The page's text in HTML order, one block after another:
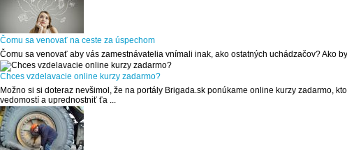
Čomu sa venovať na ceste za úspechom
Čomu sa venovať aby vás zamestnávatelia vnímali inak, ako ostatných uchádzačov? Ako
Chces vzdelavacie online kurzy zadarmo?
Možno si si doteraz nevšimol, že na portály Brigada.sk ponúkame online kurzy zadarmo,
vedomostí a uprednostniť ťa ...